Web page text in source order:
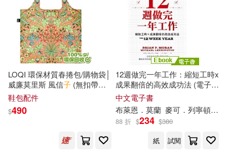
丹尼爾．查莫維茨(1)
丹．莫樂(1) 五十嵐雄策(1)
五角(1) 亞歷山卓．德羅薩(1)
任昱萍(1) 伊恩．莫蒂默(1)
上海音樂出版社(1)
世界圖書出版公司北京公司(1)
中國宇航出版社(1)
中國文聯出版社(1)
LOQI 環保材質春捲包/購物袋│
威廉莫里斯 風信子 (無扣帶、
暗袋)
鞋包配件
$490
12週做完一年工作：縮短工時x
成果翻倍的高效成功法 (電子
書)
中文電子書
布萊恩． 莫蘭 麥可．列寧頓 夏
88 折 $234 $380
紙
試閱